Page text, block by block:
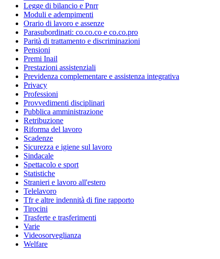
Legge di bilancio e Pnrr
Moduli e adempimenti
Orario di lavoro e assenze
Parasubordinati: co.co.co e co.co.pro
Parità di trattamento e discriminazioni
Pensioni
Premi Inail
Prestazioni assistenziali
Previdenza complementare e assistenza integrativa
Privacy
Professioni
Provvedimenti disciplinari
Pubblica amministrazione
Retribuzione
Riforma del lavoro
Scadenze
Sicurezza e igiene sul lavoro
Sindacale
Spettacolo e sport
Statistiche
Stranieri e lavoro all'estero
Telelavoro
Tfr e altre indennità di fine rapporto
Tirocini
Trasferte e trasferimenti
Varie
Videosorveglianza
Welfare